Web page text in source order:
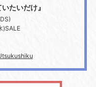
たいだけ』
)SALE